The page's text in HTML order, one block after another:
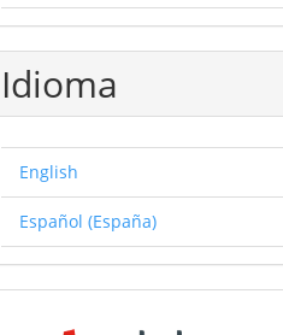
Idioma
English
Español (España)
Catálogos